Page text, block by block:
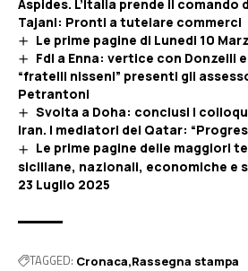
Aspides. L’Italia prende il comando
Tajani: Pronti a tutelare commerci
Le prime pagine di Lunedi 10
FdI a Enna: vertice con Donzelli
“fratelli nisseni” presenti gli
Petrantoni
Svolta a Doha: conclusi i
Iran. I mediatori del Qatar:
Le prime pagine delle maggiori
siciliane, nazionali, economiche e
23 Luglio 2025
TAGGED: Cronaca Rassegna stampa